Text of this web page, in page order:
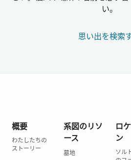
い。
思い出を検索
概要
わたしたちの
ストーリー
系図のリソ
ース
墓地
ロ
ン
ソル